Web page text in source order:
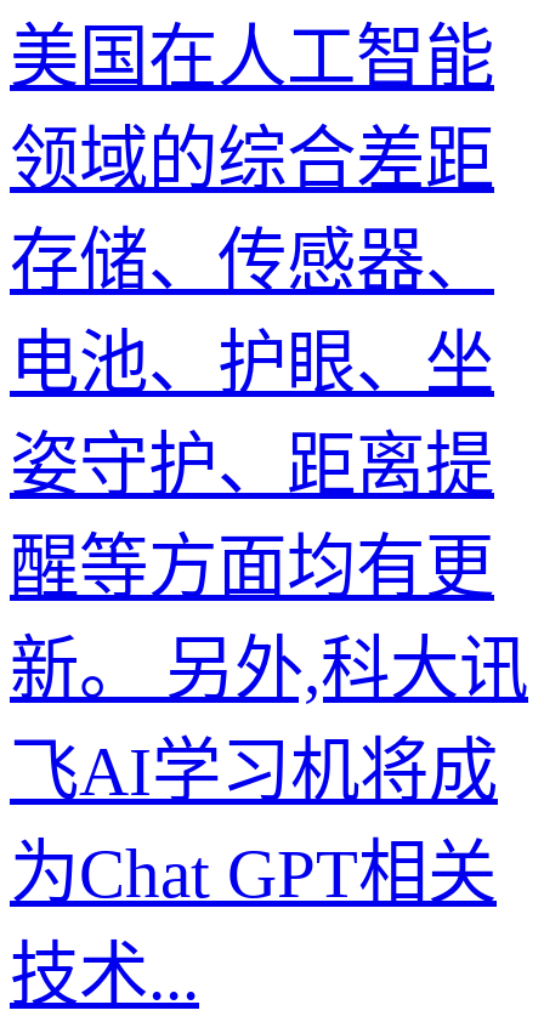
美国在人工智能
领域的综合差距
存储、传感器、
电池、护眼、坐
姿守护、距离提
醒等方面均有更
新。 另外,科大讯
飞AI学习机将成
为Chat GPT相关
技术...